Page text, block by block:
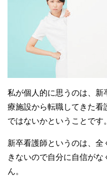
私が個人的に思うのは、新
療施設から転職してきた
ではないかということです。
新卒看護師というのは、
きないので自分に自信が
ん。